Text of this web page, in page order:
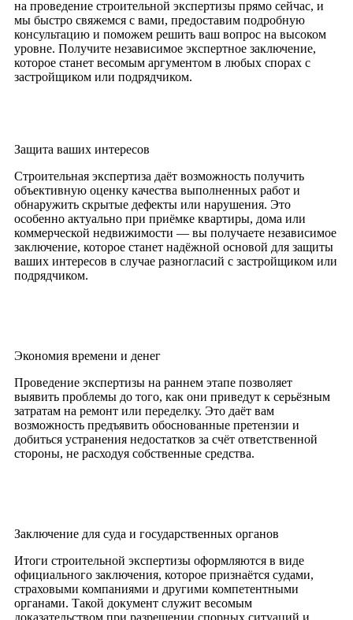
на проведение строительной экспертизы прямо сейчас, и
мы быстро свяжемся с вами, предоставим подробную
консультацию и поможем решить ваш вопрос на высоком
уровне. Получите независимое экспертное заключение,
которое станет весомым аргументом в любых спорах с
застройщиком или подрядчиком.
Защита ваших интересов
Строительная экспертиза даёт возможность получить
объективную оценку качества выполненных работ и
обнаружить скрытые дефекты или нарушения. Это
особенно актуально при приёмке квартиры, дома или
коммерческой недвижимости — вы получаете независимое
заключение, которое станет надёжной основой для защиты
ваших интересов в случае разногласий с застройщиком или
подрядчиком.
Экономия времени и денег
Проведение экспертизы на раннем этапе позволяет
выявить проблемы до того, как они приведут к серьёзным
затратам на ремонт или переделку. Это даёт вам
возможность предъявить обоснованные претензии и
добиться устранения недостатков за счёт ответственной
стороны, не расходуя собственные средства.
Заключение для суда и государственных органов
Итоги строительной экспертизы оформляются в виде
официального заключения, которое признаётся судами,
страховыми компаниями и другими компетентными
органами. Такой документ служит весомым
доказательством при разрешении спорных ситуаций и